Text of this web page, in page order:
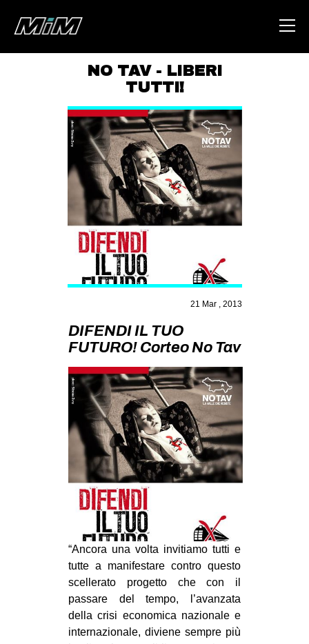
HOME
ABOUT
AREA
DEGENERAZIONE
GAZA FREESTYLE
CSOA LAMBRETTA
STUDENTI TSUNAMI
ZAM
MOBILITAZIONI
SPORT POPOLARE
MOVIMENTI
AMBIENTE
ANTIFASCISMO
DIRITTO ALL’ABITARE
GENERI
MIGRAZIONI
PRECARIATO
REPRESSIONE
STUDENTI
CULTURE
NO TAV - LIBERI
TUTTI!
21 Mar , 2013
DIFENDI IL TUO
FUTURO! Corteo No Tav
“Ancora una volta invitiamo tutti e
tutte a manifestare contro questo
scellerato progetto che con il
passare del tempo, l’avanzata
della crisi economica nazionale e
internazionale, diviene sempre più